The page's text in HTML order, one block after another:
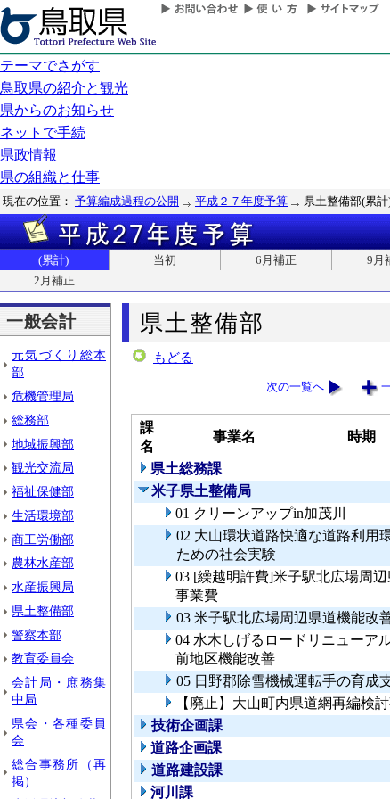
テーマでさがす
鳥取県の紹介と観光
県からのお知らせ
ネットで手続
県政情報
県の組織と仕事
現在の位置： 予算編成過程の公開 平成２７年度予算 県土整備部(累計
(累計) 当初 6月補正 9月
2月補正
一般会計
元気づくり総本
部
危機管理局
総務部
地域振興部
観光交流局
福祉保健部
生活環境部
商工労働部
農林水産部
水産振興局
県土整備部
警察本部
教育委員会
会計局・庶務集
中局
県会・各種委員
会
総合事務所（再
掲）
県土整備部
もどる
次の一覧へ
課
名
事業名 時期
県土総務課
米子県土整備局
01 クリーンアップin加茂川
02 大山環状道路快適な道路利用
ための社会実験
03 [繰越明許費]米子駅北広場周
事業費
03 米子駅北広場周辺県道機能改
04 水木しげるロードリニューア
前地区機能改善
05 日野郡除雪機械運転手の育成
【廃止】大山町内県道網再編検
技術企画課
道路企画課
道路建設課
河川課